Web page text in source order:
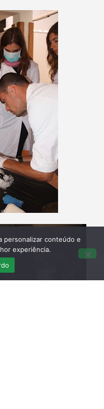
personalizar conteúdo e
experiência.